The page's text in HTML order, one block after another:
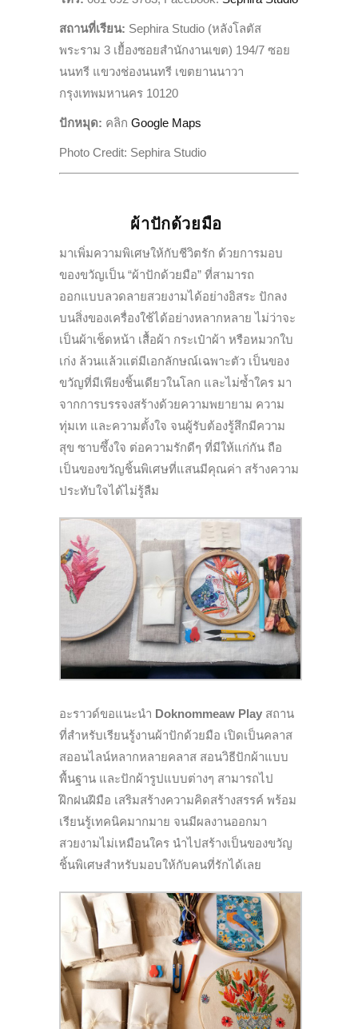
สถานที่เรียน: Sephira Studio (หลังโลตัส
พระราม 3 เยื้องซอยสำนักงานเขต) 194/7 ซอย
นนทรี แขวงช่องนนทรี เขตยานนาวา
กรุงเทพมหานคร 10120
ปักหมุด: คลิก Google Maps
Photo Credit: Sephira Studio
ผ้าปักด้วยมือ
มาเพิ่มความพิเศษให้กับชีวิตรัก ด้วยการมอบ
ของขวัญเป็น “ผ้าปักด้วยมือ” ที่สามารถ
ออกแบบลวดลายสวยงามได้อย่างอิสระ ปักลง
บนสิ่งของเครื่องใช้ได้อย่างหลากหลาย ไม่ว่าจะ
เป็นผ้าเช็ดหน้า เสื้อผ้า กระเป๋าผ้า หรือหมวกใบ
เก่ง ล้วนแล้วแต่มีเอกลักษณ์เฉพาะตัว เป็นของ
ขวัญที่มีเพียงชิ้นเดียวในโลก และไม่ซ้ำใคร มา
จากการบรรจงสร้างด้วยความพยายาม ความ
ทุ่มเท และความตั้งใจ จนผู้รับต้องรู้สึกมีความ
สุข ซาบซึ้งใจ ต่อความรักดีๆ ที่มีให้แก่กัน ถือ
เป็นของขวัญชิ้นพิเศษที่แสนมีคุณค่า สร้างความ
ประทับใจได้ไม่รู้ลืม
อะราวด์ขอแนะนำ Doknommeaw Play สถาน
ที่สำหรับเรียนรู้งานผ้าปักด้วยมือ เปิดเป็นคลาส
สออนไลน์หลากหลายคลาส สอนวิธีปักผ้าแบบ
พื้นฐาน และปักผ้ารูปแบบต่างๆ สามารถไป
ฝึกฝนฝีมือ เสริมสร้างความคิดสร้างสรรค์ พร้อม
เรียนรู้เทคนิคมากมาย จนมีผลงานออกมา
สวยงามไม่เหมือนใคร นำไปสร้างเป็นของขวัญ
ชิ้นพิเศษสำหรับมอบให้กับคนที่รักได้เลย